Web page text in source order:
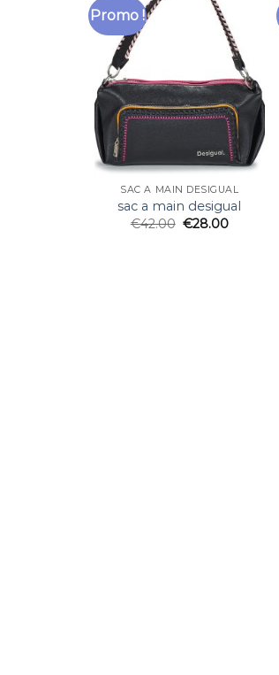
Promo !
SAC A MAIN DESIGUAL
sac a main desigual
€42.00 €28.00